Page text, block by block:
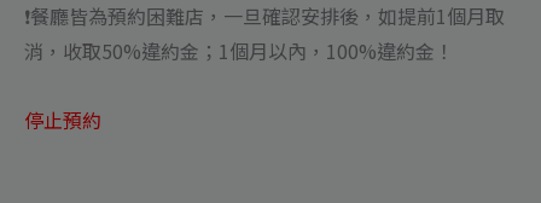
❗️餐廳皆為預約困難店，一旦確認安排後，如提前1個月取
消，收取50%違約金；1個月以內，100%違約金！
停止預約